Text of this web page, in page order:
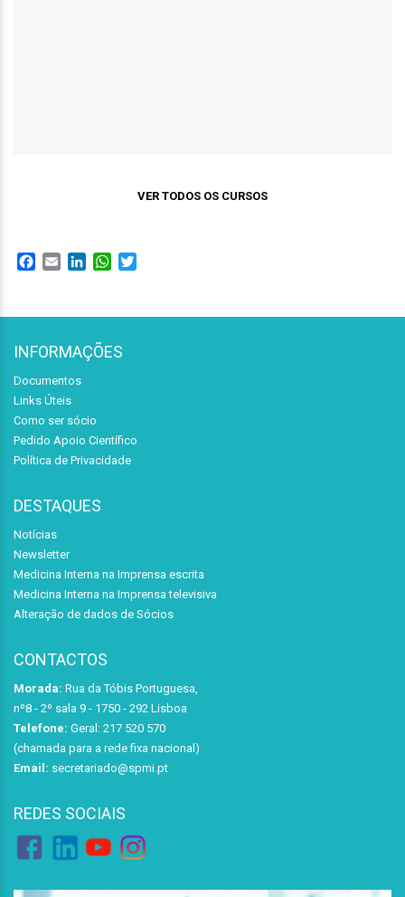
VER TODOS OS CURSOS
Facebook
Email LinkedInWhatsApp
INFORMAÇÕES
Documentos
Links Úteis
Como ser sócio
Pedido Apoio Científico
Política de Privacidade
DESTAQUES
Notícias
Newsletter
Medicina Interna na Imprensa escrita
Medicina Interna na Imprensa televisiva
Alteração de dados de Sócios
CONTACTOS
Morada: Rua da Tóbis Portuguesa,
nº8 - 2º sala 9 - 1750 - 292 Lisboa
Telefone: Geral: 217 520 570
(chamada para a rede fixa nacional)
Email: secretariado@spmi.pt
REDES SOCIAIS